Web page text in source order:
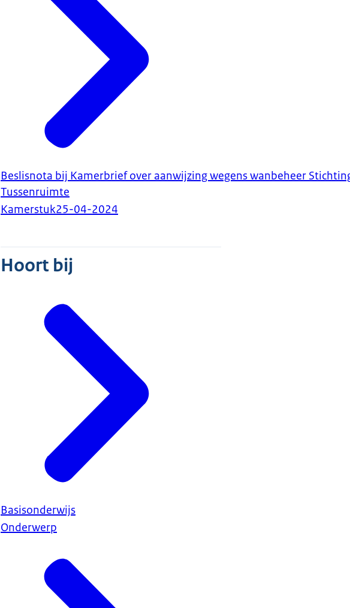
Beslisnota bij Kamerbrief over aanwijzing wegens wanbeheer
Tussenruimte
Kamerstuk25-04-2024
Hoort bij
Basisonderwijs
Onderwerp